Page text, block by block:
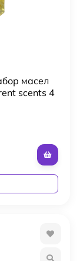
масел
scents 4